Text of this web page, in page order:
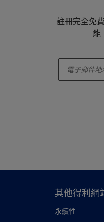
註冊完全免
能
其他得利網
永續性